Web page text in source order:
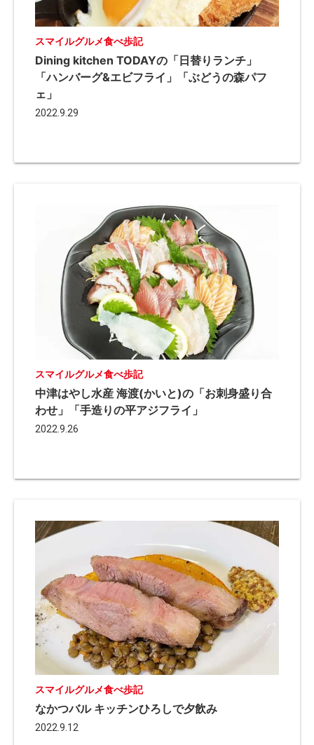
スマイルグルメ食べ歩記
Dining kitchen TODAYの「日替りランチ」
「ハンバーグ&エビフライ」「ぶどうの森パフ
ェ」
2022.9.29
スマイルグルメ食べ歩記
中津はやし水産 海渡(かいと)の「お刺身盛り合
わせ」「手造りの平アジフライ」
2022.9.26
スマイルグルメ食べ歩記
なかつバル キッチンひろしで夕飲み
2022.9.12